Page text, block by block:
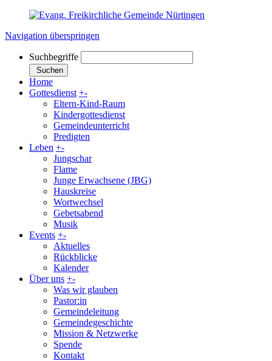
Navigation überspringen
Suchbegriffe
Suchen
Home
Gottesdienst +-
Eltern-Kind-Raum
Kindergottesdienst
Gemeindeunterricht
Predigten
Leben +-
Jungschar
Flame
Junge Erwachsene (JBG)
Hauskreise
Wortwechsel
Gebetsabend
Musik
Events +-
Aktuelles
Rückblicke
Kalender
Über uns +-
Was wir glauben
Pastor:in
Gemeindeleitung
Gemeindegeschichte
Mission & Netzwerke
Spende
Kontakt